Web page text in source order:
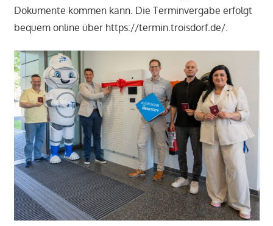
Dokumente kommen kann. Die Terminvergabe erfolgt
bequem online über https://termin.troisdorf.de/.